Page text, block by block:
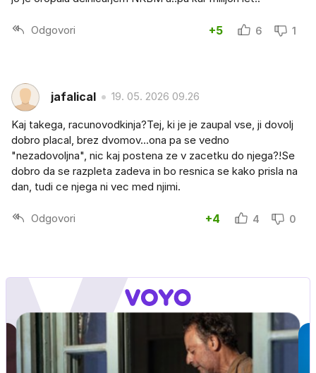
Odgovori +5 6 1
jafalical 19. 05. 2026 09.26
Kaj takega, racunovodkinja?Tej, ki je je zaupal vse, ji dovolj
dobro placal, brez dvomov...ona pa se vedno
"nezadovoljna", nic kaj postena ze v zacetku do njega?!Se
dobro da se razpleta zadeva in bo resnica se kako prisla na
dan, tudi ce njega ni vec med njimi.
Odgovori +4 4 0